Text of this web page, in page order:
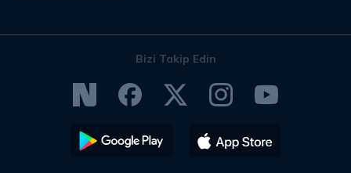
Bizi Takip Edin